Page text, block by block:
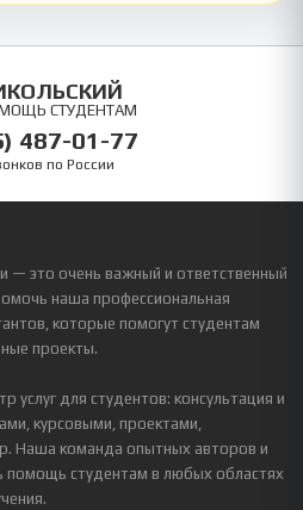
СТУДЕНТАМ
487-01-77
по России
— это очень важный и ответственный
наша профессиональная
которые помогут студентам
проекты.
услуг для студентов: консультация и
курсовыми, проектами,
Наша команда опытных авторов и
помощь студентам в любых областях